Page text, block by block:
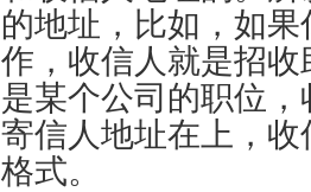
的地址，比如，如
作，收信人就是招
是某个公司的职位
寄信人地址在上，
格式。